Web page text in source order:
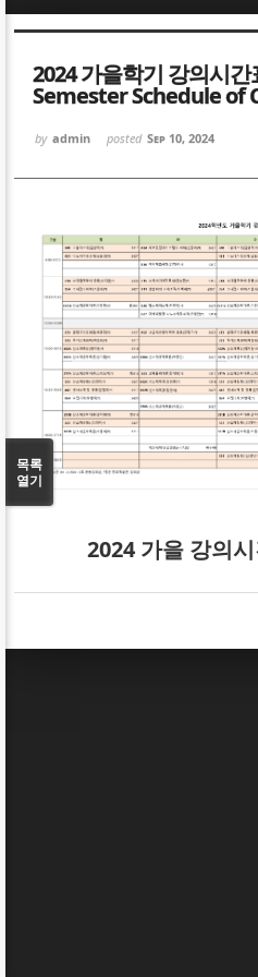
2024 가을학기 강의시간
Semester Schedule of
by admin posted Sep 10, 2024
2024 가을 강의
목록
열기
Sketchbook5,
Sketchbook5,
Sketchbook5,
Sketchbook5,